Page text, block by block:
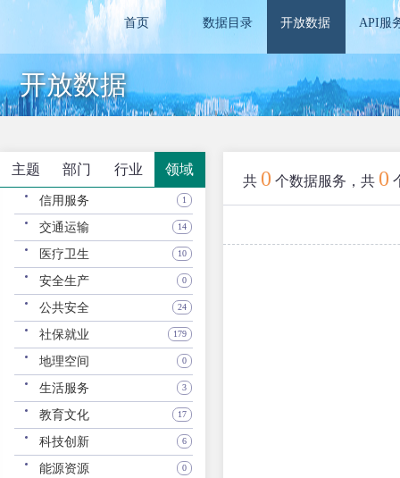
首页 数据目录 开放数据 API服
开放数据
主题 部门 行业 领域
信用服务 1
交通运输 14
医疗卫生 10
安全生产 0
公共安全 24
社保就业 179
地理空间 0
生活服务 3
教育文化 17
科技创新 6
能源资源 0
共 0 个数据服务，共 0